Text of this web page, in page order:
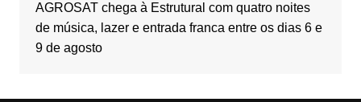
AGROSAT chega à Estrutural com quatro noites
de música, lazer e entrada franca entre os dias 6 e
9 de agosto